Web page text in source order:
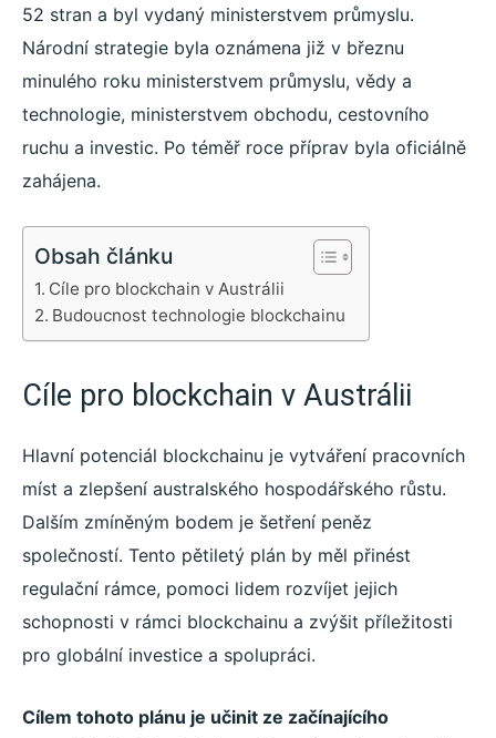
52 stran a byl vydaný ministerstvem průmyslu.
Národní strategie byla oznámena již v březnu
minulého roku ministerstvem průmyslu, vědy a
technologie, ministerstvem obchodu, cestovního
ruchu a investic. Po téměř roce příprav byla oficiálně
zahájena.
Obsah článku
Cíle pro blockchain v Austrálii
Budoucnost technologie blockchainu
Cíle pro blockchain v Austrálii
Hlavní potenciál blockchainu je vytváření pracovních
míst a zlepšení australského hospodářského růstu.
Dalším zmíněným bodem je šetření peněz
společností. Tento pětiletý plán by měl přinést
regulační rámce, pomoci lidem rozvíjet jejich
schopnosti v rámci blockchainu a zvýšit příležitosti
pro globální investice a spolupráci.
Cílem tohoto plánu je učinit ze začínajícího